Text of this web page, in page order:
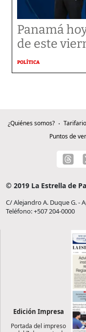
Panamá
de este
POLÍTICA
¿Quiénes somos?
Puntos de
© 2019 La Estrella de
C/ Alejandro A. Duque G. -
Teléfono: +507 204-0000
Edición Impresa
Portada del impreso